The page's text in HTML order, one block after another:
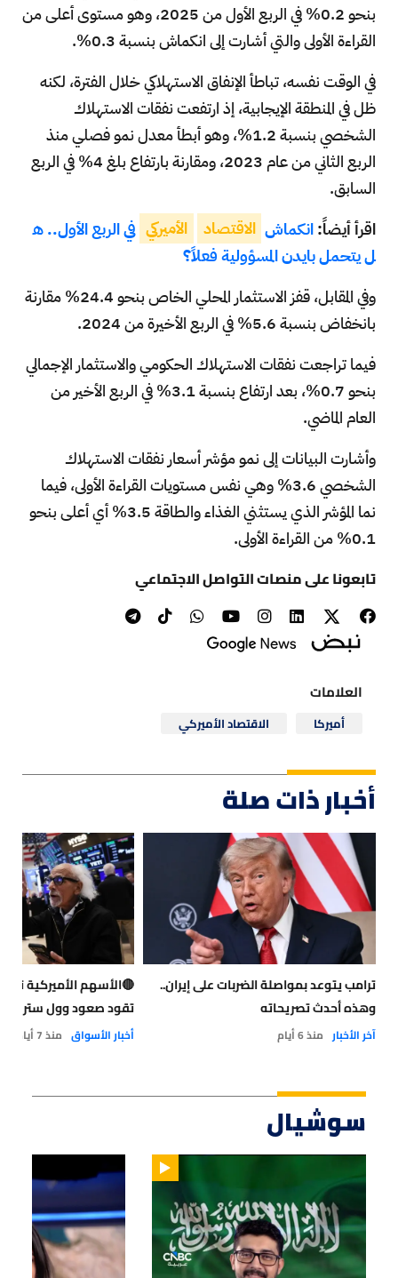
بنحو 0.2% في الربع الأول من 2025، وهو مستوى أعلى من
القراءة الأولى والتي أشارت إلى انكماش بنسبة 0.3%.
في الوقت نفسه، تباطأ الإنفاق الاستهلاكي خلال الفترة، لكنه
ظل في المنطقة الإيجابية، إذ ارتفعت نفقات الاستهلاك
الشخصي بنسبة 1.2%، وهو أبطأ معدل نمو فصلي منذ
الربع الثاني من عام 2023، ومقارنة بارتفاع بلغ 4% في الربع
السابق.
اقرأ أيضاً:انكماش الاقتصاد الأميركي في الربع الأول.. ه
ل يتحمل بايدن المسؤولية فعلاً؟
وفي المقابل، قفز الاستثمار المحلي الخاص بنحو 24.4% مقارنة
بانخفاض بنسبة 5.6% في الربع الأخيرة من 2024.
فيما تراجعت نفقات الاستهلاك الحكومي والاستثمار الإجمالي
بنحو 0.7%، بعد ارتفاع بنسبة 3.1% في الربع الأخير من
العام الماضي.
وأشارت البيانات إلى نمو مؤشر أسعار نفقات الاستهلاك
الشخصي 3.6% وهي نفس مستويات القراءة الأولى، فيما
نما المؤشر الذي يستثني الغذاء والطاقة 3.5% أي أعلى بنحو
0.1% من القراءة الأولى.
تابعونا على منصات التواصل الاجتماعي
العلامات
أميركا الاقتصاد الأميركي
أخبار ذات صلة
ترامب يتوعد بمواصلة الضربات على إيران..
وهذه أحدث تصريحاته
آخر الأخبار منذ 6 أيام
🔴الأسهم الأميركية
تقود صعود وول ستريت
أخبار الأسواق منذ 7 أيام
سوشيال